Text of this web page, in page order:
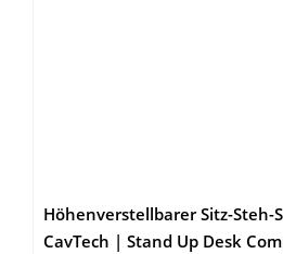
Höhenverstellbarer Sitz-Steh-
CavTech | Stand Up Desk